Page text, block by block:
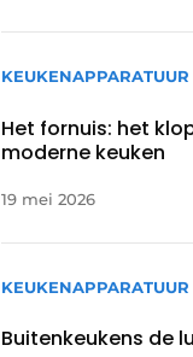
KEUKENAPPARATUUR
Het fornuis: het
moderne keuken
19 mei 2026
KEUKENAPPARATUUR
Buitenkeukens de